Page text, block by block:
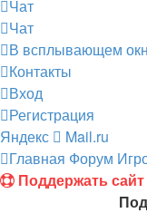
Чат
Чат
В всплывающем
Контакты
Вход
Регистрация
Яндекс
Mail.ru
Главная Форум
Поддержать сайт